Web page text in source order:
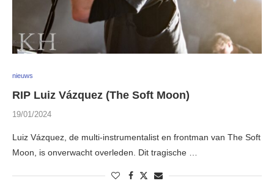
nieuws
RIP Luiz Vázquez (The Soft Moon)
19/01/2024
Luiz Vázquez, de multi-instrumentalist en frontman van The Soft
Moon, is onverwacht overleden. Dit tragische …